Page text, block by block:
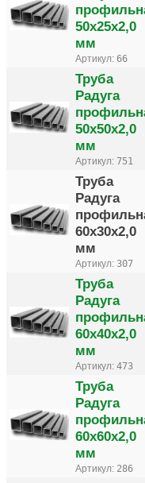
50х25х2,0
мм
Артикул: 66
Труба
Радуга
50х50х2,0
мм
Артикул: 751
Труба
Радуга
60х30х2,0
мм
Артикул: 307
Труба
Радуга
60х40х2,0
мм
Артикул: 473
Труба
Радуга
60х60х2,0
мм
Артикул: 286